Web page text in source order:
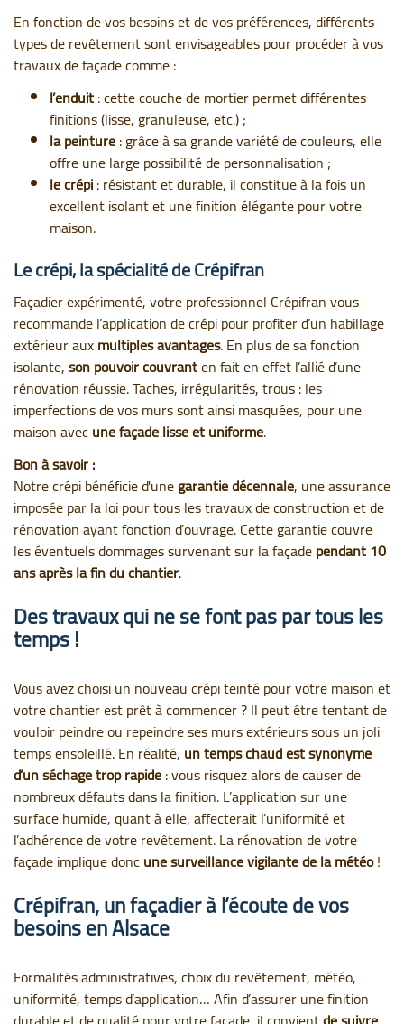
En fonction de vos besoins et de vos préférences, différents
types de revêtement sont envisageables pour procéder à vos
travaux de façade comme :
l’enduit: cette couche de mortier permet différentes
finitions (lisse, granuleuse, etc.) ;
la peinture: grâce à sa grande variété de couleurs, elle
offre une large possibilité de personnalisation ;
le crépi: résistant et durable, il constitue à la fois un
excellent isolant et une finition élégante pour votre
maison.
Le crépi, la spécialité de Crépifran
Façadier expérimenté, votre professionnel Crépifran vous
recommande l’application de crépi pour profiter d’un habillage
extérieur auxmultiples avantages. En plus de sa fonction
isolante,son pouvoir couvranten fait en effet l’allié d’une
rénovation réussie. Taches, irrégularités, trous : les
imperfections de vos murs sont ainsi masquées, pour une
maison avecune façade lisse et uniforme.
Bon à savoir :
Notre crépi bénéficie d'unegarantie décennale, une assurance
imposée par la loi pour tous les travaux de construction et de
rénovation ayant fonction d’ouvrage. Cette garantie couvre
les éventuels dommages survenant sur la façadependant 10
ans après la fin du chantier.
Des travaux qui ne se font pas par tous les
temps !
Vous avez choisi un nouveau crépi teinté pour votre maison et
votre chantier est prêt à commencer ? Il peut être tentant de
vouloir peindre ou repeindre ses murs extérieurs sous un joli
temps ensoleillé. En réalité, un temps chaud est synonyme
d’un séchage trop rapide: vous risquez alors de causer de
nombreux défauts dans la finition. L’application sur une
surface humide, quant à elle, affecterait l’uniformité et
l’adhérence de votre revêtement. La rénovation de votre
façade implique doncune surveillance vigilante de la météo!
Crépifran, un façadier à l’écoute de vos
besoins en Alsace
Formalités administratives, choix du revêtement, météo,
uniformité, temps d’application… Afin d’assurer une finition